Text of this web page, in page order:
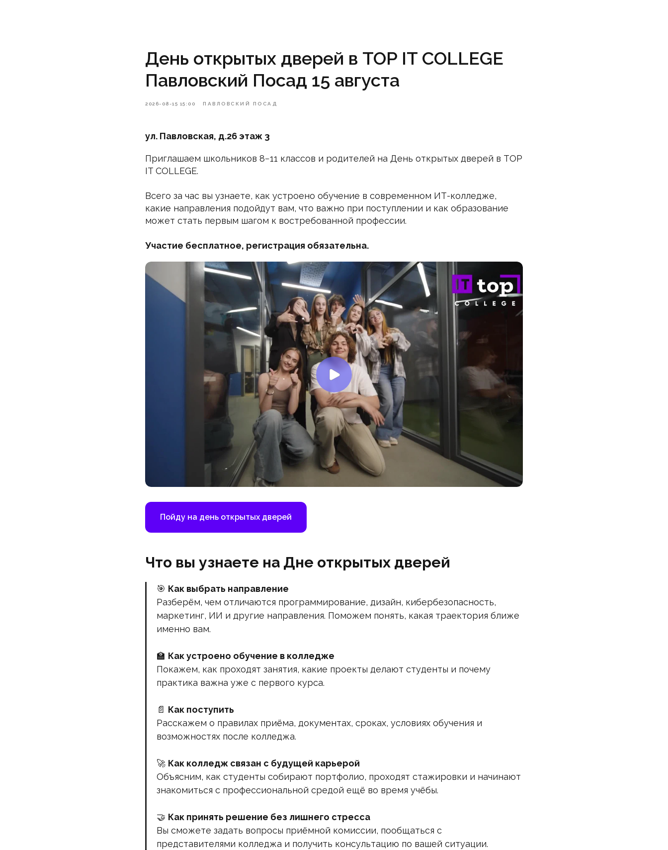
День открытых дверей в TOP IT COLLEGE
Павловский Посад 15 августа
2026-08-15 15:00 ПАВЛОВСКИЙ ПОСАД
ул. Павловская, д.26 этаж 3
Приглашаем школьников 8−11 классов и родителей на День открытых дверей в TOP
IT COLLEGE.
Всего за час вы узнаете, как устроено обучение в современном ИТ-колледже,
какие направления подойдут вам, что важно при поступлении и как образование
может стать первым шагом к востребованной профессии.
Участие бесплатное, регистрация обязательна.
Пойду на день открытых дверей
Что вы узнаете на Дне открытых дверей
🎯 Как выбрать направление
Разберём, чем отличаются программирование, дизайн, кибербезопасность,
маркетинг, ИИ и другие направления. Поможем понять, какая траектория ближе
именно вам.
🏫 Как устроено обучение в колледже
Покажем, как проходят занятия, какие проекты делают студенты и почему
практика важна уже с первого курса.
📄 Как поступить
Расскажем о правилах приёма, документах, сроках, условиях обучения и
возможностях после колледжа.
🚀 Как колледж связан с будущей карьерой
Объясним, как студенты собирают портфолио, проходят стажировки и начинают
знакомиться с профессиональной средой ещё во время учёбы.
🤝 Как принять решение без лишнего стресса
Вы сможете задать вопросы приёмной комиссии, пообщаться с
представителями колледжа и получить консультацию по вашей ситуации.